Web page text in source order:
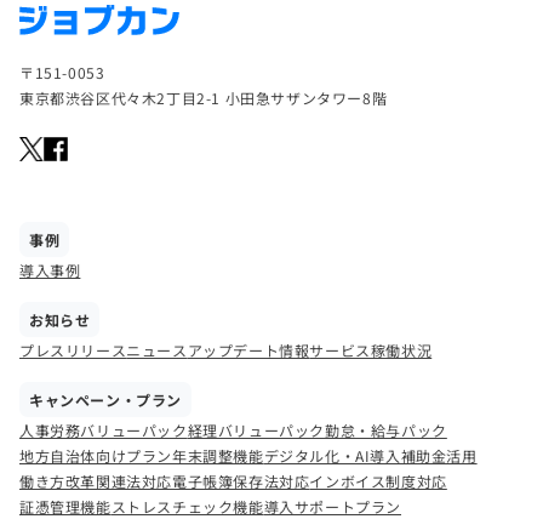
〒151-0053
東京都渋谷区代々木2丁目2-1 小田急サザンタワー8階
事例
導入事例
お知らせ
プレスリリースニュース アップデート情報サービス稼働状況
キャンペーン・プラン
人事労務バリューパック経理バリューパック勤怠・給与パック
地方自治体向けプラン年末調整機能デジタル化・AI導入補助金活用
働き方改革関連法対応電子帳簿保存法対応インボイス制度対応
証憑管理機能ストレスチェック機能導入サポートプラン